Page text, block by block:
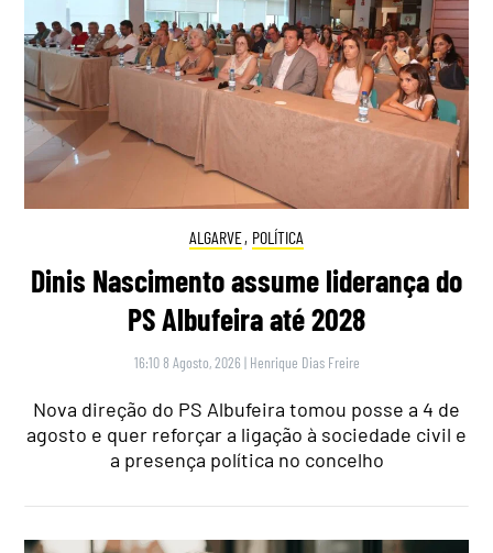
ALGARVE, POLÍTICA
Dinis Nascimento assume liderança do
PS Albufeira até 2028
16:10 8 Agosto, 2026 | Henrique Dias Freire
Nova direção do PS Albufeira tomou posse a 4 de
agosto e quer reforçar a ligação à sociedade civil e
a presença política no concelho